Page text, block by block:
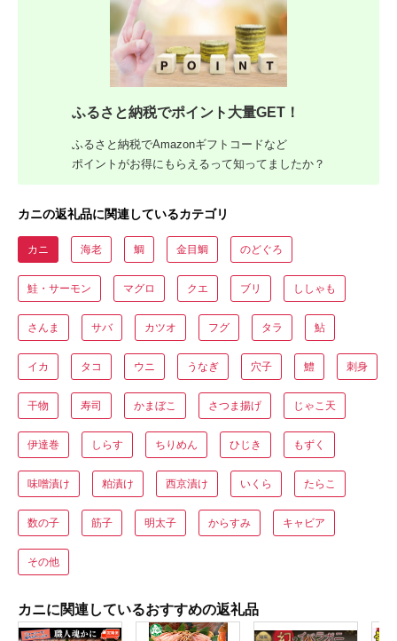
ふるさと納税でポイント大量GET！
ふるさと納税でAmazonギフトコードなど
ポイントがお得にもらえるって知ってましたか？
カニの返礼品に関連しているカテゴリ
カニ 海老 鯛 金目鯛 のどぐろ
鮭・サーモン マグロ クエ ブリ ししゃも
さんま サバ カツオ フグ タラ 鮎
イカ タコ ウニ うなぎ 穴子 鱧 刺身
干物 寿司 かまぼこ さつま揚げ じゃこ天
伊達巻 しらす ちりめん ひじき もずく
味噌漬け 粕漬け 西京漬け いくら たらこ
数の子 筋子 明太子 からすみ キャビア
その他
カニに関連しているおすすめの返礼品